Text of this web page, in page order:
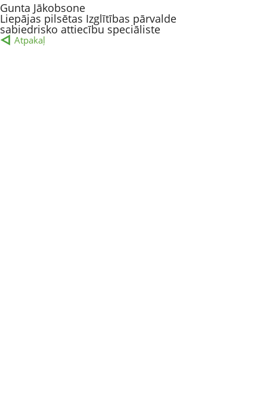
Gunta Jākobsone
Liepājas pilsētas Izglītības pārvalde
sabiedrisko attiecību speciāliste
Atpakaļ